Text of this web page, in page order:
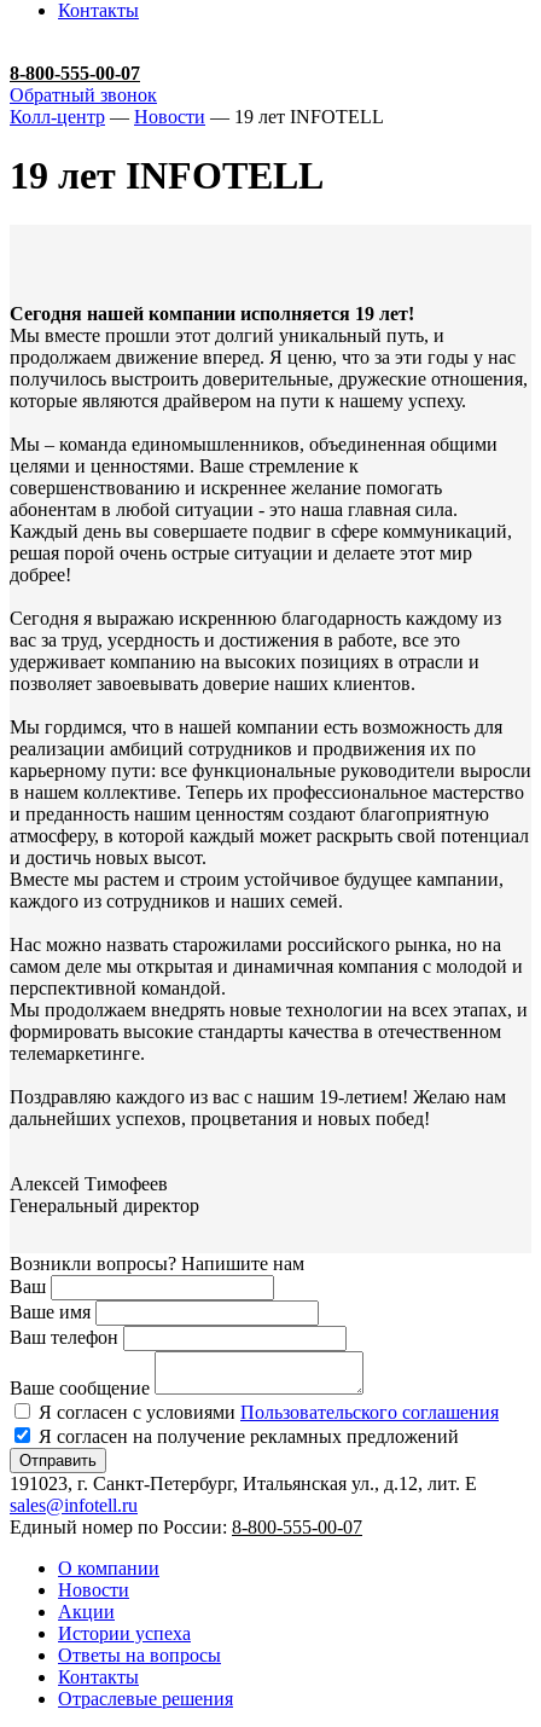
Контакты
8-800-555-00-07
Обратный звонок
Колл-центр — Новости — 19 лет INFOTELL
19 лет INFOTELL
Сегодня нашей компании исполняется 19 лет!
Мы вместе прошли этот долгий уникальный путь, и
продолжаем движение вперед. Я ценю, что за эти годы у нас
получилось выстроить доверительные, дружеские отношения,
которые являются драйвером на пути к нашему успеху.
Мы – команда единомышленников, объединенная общими
целями и ценностями. Ваше стремление к
совершенствованию и искреннее желание помогать
абонентам в любой ситуации - это наша главная сила.
Каждый день вы совершаете подвиг в сфере коммуникаций,
решая порой очень острые ситуации и делаете этот мир
добрее!
Сегодня я выражаю искреннюю благодарность каждому из
вас за труд, усердность и достижения в работе, все это
удерживает компанию на высоких позициях в отрасли и
позволяет завоевывать доверие наших клиентов.
Мы гордимся, что в нашей компании есть возможность для
реализации амбиций сотрудников и продвижения их по
карьерному пути: все функциональные руководители выросли
в нашем коллективе. Теперь их профессиональное мастерство
и преданность нашим ценностям создают благоприятную
атмосферу, в которой каждый может раскрыть свой потенциал
и достичь новых высот.
Вместе мы растем и строим устойчивое будущее кампании,
каждого из сотрудников и наших семей.
Нас можно назвать старожилами российского рынка, но на
самом деле мы открытая и динамичная компания с молодой и
перспективной командой.
Мы продолжаем внедрять новые технологии на всех этапах, и
формировать высокие стандарты качества в отечественном
телемаркетинге.
Поздравляю каждого из вас с нашим 19-летием! Желаю нам
дальнейших успехов, процветания и новых побед!
Алексей Тимофеев
Генеральный директор
Возникли вопросы? Напишите нам
Ваш
Ваше имя
Ваш телефон
Ваше сообщение
Я согласен с условиями Пользовательского соглашения
Я согласен на получение рекламных предложений
Отправить
191023, г. Санкт-Петербург, Итальянская ул., д.12, лит. E
sales@infotell.ru
Единый номер по России: 8-800-555-00-07
О компании
Новости
Акции
Истории успеха
Ответы на вопросы
Контакты
Отраслевые решения